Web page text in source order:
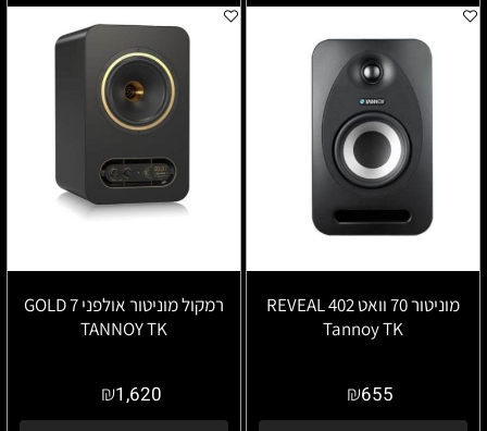
מוניטור 70 וואט REVEAL 402
Tannoy TK
₪655
רמקול מוניטור אולפני GOLD 7
TANNOY TK
₪1,620